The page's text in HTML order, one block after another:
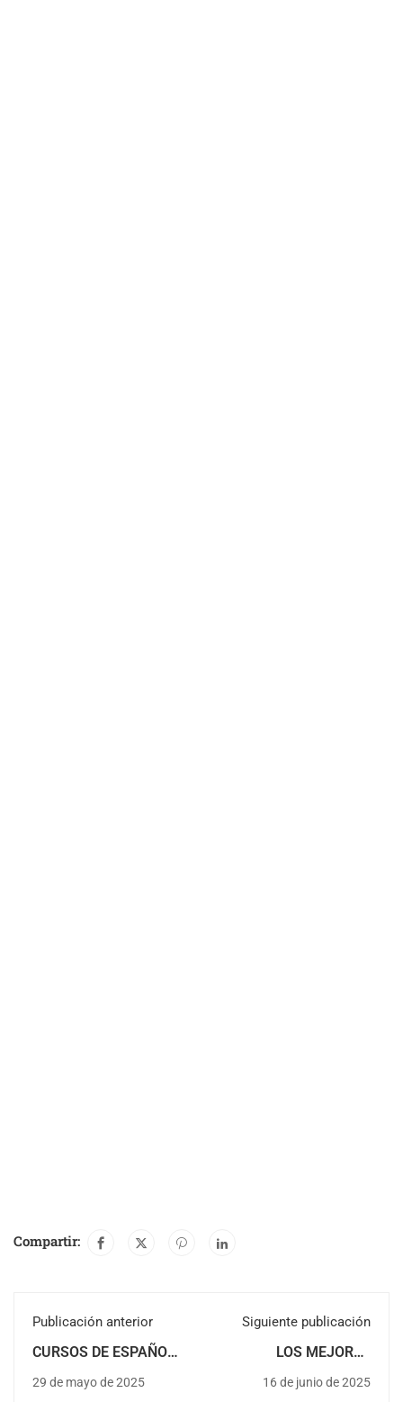
Compartir:
Publicación anterior
CURSOS DE ESPAÑOL
VERANO 2024
29 de mayo de 2025
Siguiente publicación
LOS MEJORES
DENIA
16 de junio de 2025